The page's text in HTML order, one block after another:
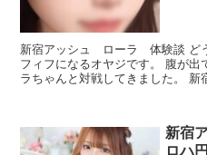
新宿アッシュ ローラ 体験談 ど
フィフになるオヤジです。 腹が
ラちゃんと対戦してきました。
新宿
ロハ